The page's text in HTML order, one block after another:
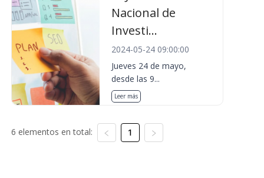
Nacional de
Investi...
2024-05-24 09:00:00
Jueves 24 de mayo,
desde las 9...
Leer más
6 elementos en total: 1